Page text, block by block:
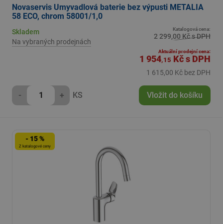
Novaservis Umyvadlová baterie bez výpusti METALIA
58 ECO, chrom 58001/1,0
Skladem
Na vybraných prodejnách
Katalogová cena:
2 299,00 Kč s DPH
Aktuální prodejní cena:
1 954,15 Kčs DPH
1 615,00 Kč bez DPH
- + KS Vložit do košíku
- 15 %
Z katalogové ceny